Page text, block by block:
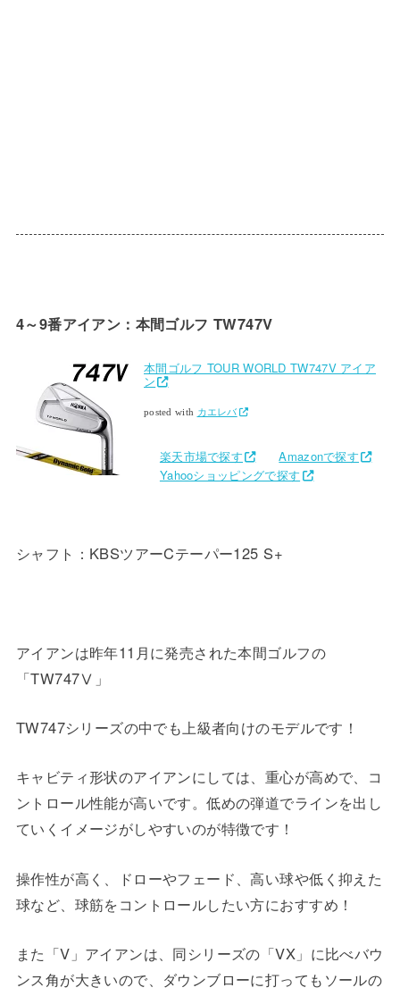
4～9番アイアン：本間ゴルフ TW747V
本間ゴルフ TOUR WORLD TW747V アイア
ン
posted with カエレバ
楽天市場で探す
Amazonで探す
Yahooショッピングで探す
シャフト：KBSツアーCテーパー125 S+
アイアンは昨年11月に発売された本間ゴルフの
「TW747Ⅴ」
TW747シリーズの中でも上級者向けのモデルです！
キャビティ形状のアイアンにしては、重心が高めで、コ
ントロール性能が高いです。低めの弾道でラインを出し
ていくイメージがしやすいのが特徴です！
操作性が高く、ドローやフェード、高い球や低く抑えた
球など、球筋をコントロールしたい方におすすめ！
また「V」アイアンは、同シリーズの「VX」に比べバウ
ンス角が大きいので、ダウンブローに打ってもソールの